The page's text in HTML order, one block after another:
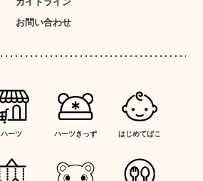
お問い合わせ
ハーツ ハーツきっず はじめてばこ